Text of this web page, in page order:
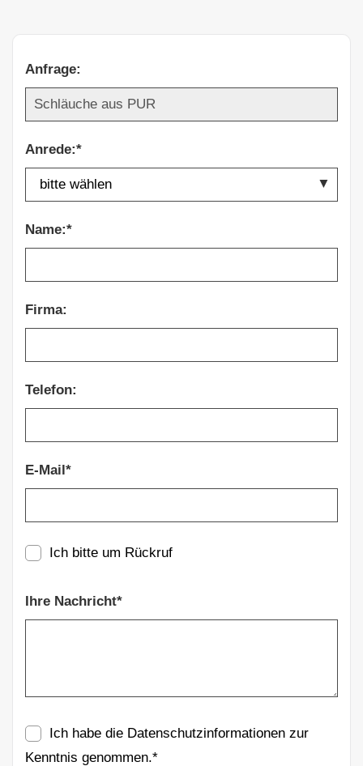
Anfrage:
Anrede:*
Name:*
Firma:
Telefon:
E-Mail*
Ich bitte um Rückruf
Ihre Nachricht*
Ich habe die Datenschutzinformationen zur
Kenntnis genommen.*